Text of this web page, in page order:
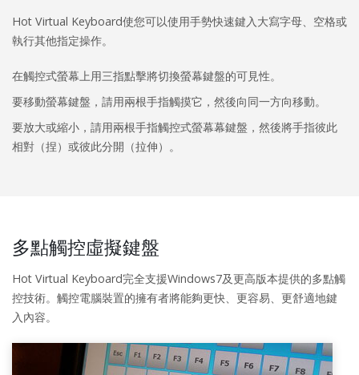
Hot Virtual Keyboard使您可以使用手勢快速鍵入大寫字母、空格或
執行其他指定操作。
在觸控式螢幕上用三指點擊將切換螢幕鍵盤的可見性。
要移動螢幕鍵盤，請用兩根手指觸摸它，然後向同一方向移動。
要放大或縮小，請用兩根手指觸控式螢幕幕鍵盤，然後將手指彼此
相對（捏）或彼此分開（拉伸）。
多點觸控虛擬鍵盤
Hot Virtual Keyboard完全支援Windows7及更高版本提供的多點觸
控技術。觸控電腦裝置的擁有者將能夠更快、更容易、更舒適地鍵
入內容。